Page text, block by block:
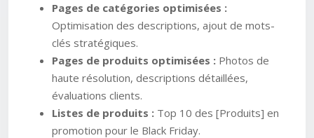
Pages de catégories optimisées :
Optimisation des descriptions, ajout de mots-
clés stratégiques.
Pages de produits optimisées : Photos de
haute résolution, descriptions détaillées,
évaluations clients.
Listes de produits : Top 10 des [Produits] en
promotion pour le Black Friday.